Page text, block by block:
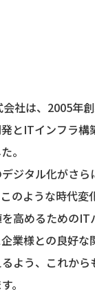
社は、2005年
とITインフラ
。
ジタル化がさ
のような時代
高めるためのIT
業様との良好
よう、これか
。